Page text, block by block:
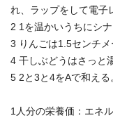
れ、ラップをして電子
2 1を温かいうちにシ
3 りんごは1.5センチメ
4 干しぶどうはさっと
5 2と3と4をAで和える
1人分の栄養価：エネ